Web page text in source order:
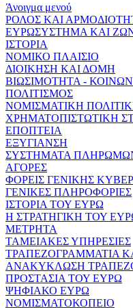
Άνοιγμα μενού
ΡΟΛΟΣ ΚΑΙ
ΕΥΡΩΣΥΣΤΗΜΑ ΚΑΙ
ΙΣΤΟΡΙΑ
ΝΟΜΙΚΟ ΠΛΑΙΣΙΟ
ΔΙΟΙΚΗΣΗ ΚΑΙ ΔΟΜΗ
ΒΙΩΣΙΜΟΤΗΤΑ -
ΠΟΛΙΤΙΣΜΟΣ
ΝΟΜΙΣΜΑΤΙΚΗ
ΧΡΗΜΑΤΟΠΙΣΤΩΤΙΚΗ
ΕΠΟΠΤΕΙΑ
ΕΞΥΓΙΑΝΣΗ
ΣΥΣΤΗΜΑΤΑ
ΑΓΟΡΕΣ
ΦΟΡΕΙΣ ΓΕΝΙΚΗΣ
ΓΕΝΙΚΕΣ ΠΛΗΡΟΦΟΡΙΕΣ
ΙΣΤΟΡΙΑ ΤΟΥ ΕΥΡΩ
Η ΣΤΡΑΤΗΓΙΚΗ ΤΟΥ
ΜΕΤΡΗΤΑ
ΤΑΜΕΙΑΚΕΣ ΥΠΗΡΕΣΙΕΣ
ΤΡΑΠΕΖΟΓΡΑΜΜΑΤΙΑ
ΑΝΑΚΥΚΛΩΣΗ
ΠΡΟΣΤΑΣΙΑ ΤΟΥ ΕΥΡΩ
ΨΗΦΙΑΚΟ ΕΥΡΩ
ΝΟΜΙΣΜΑΤΟΚΟΠΕΙΟ